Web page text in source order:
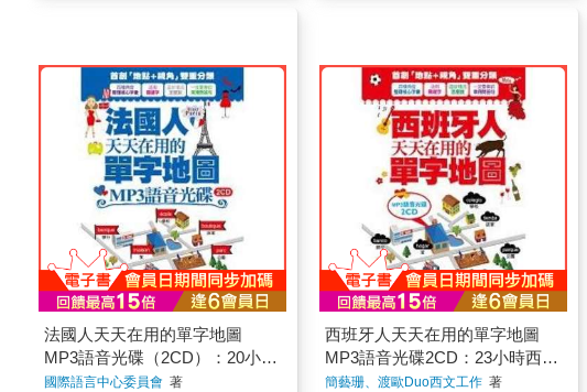
法國人天天在用的單字地圖
MP3語音光碟（2CD）：20小時
法文＋中文朗讀對照，用聽的就
國際語言中心委員會 著
西班牙人天天在用的單字地圖
MP3語音光碟2CD：23小時西班
牙文＋中文朗讀對照，用聽的就
簡藝珊、渡歐Duo西文工作著